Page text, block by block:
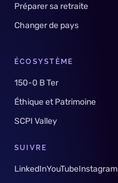
Préparer sa retraite
Changer de pays
ÉCOSYSTÈME
150-0 B Ter
Éthique et Patrimoine
SCPI Valley
SUIVRE
LinkedInYouTubeInstagram